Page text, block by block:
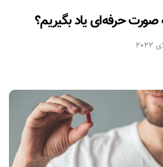
صورت حرفه‌ای یاد بگیریم؟